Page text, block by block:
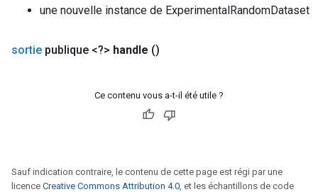
une nouvelle instance de ExperimentalRandomDataset
sortie publique <?> handle ()
Ce contenu vous a-t-il été utile ?
Sauf indication contraire, le contenu de cette page est régi par une
licence Creative Commons Attribution 4.0, et les échantillons de code